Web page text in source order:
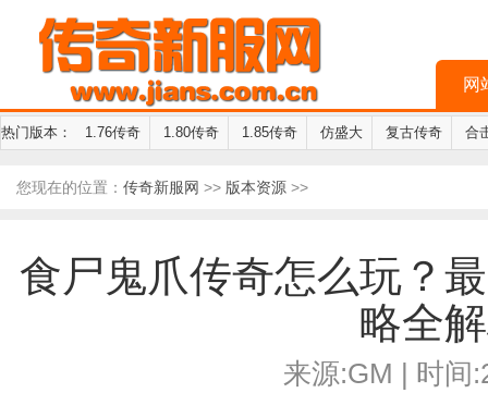
网
热门版本： 1.76传奇 1.80传奇 1.85传奇 仿盛大 复古传奇 合
您现在的位置： 传奇新服网 >> 版本资源 >>
食尸鬼爪传奇怎么玩？
略全
来源:GM | 时间